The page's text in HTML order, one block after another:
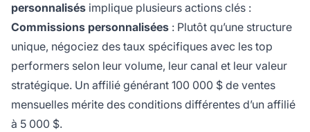
personnalisés implique plusieurs actions clés :
Commissions personnalisées : Plutôt qu’une structure
unique, négociez des taux spécifiques avec les top
performers selon leur volume, leur canal et leur valeur
stratégique. Un affilié générant 100 000 $ de ventes
mensuelles mérite des conditions différentes d’un affilié
à 5 000 $.